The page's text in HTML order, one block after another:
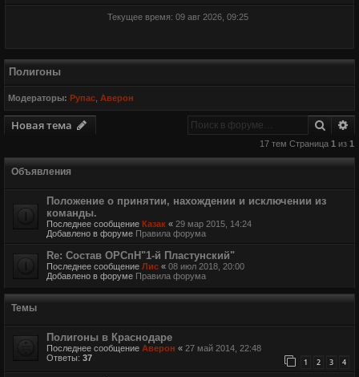
Текущее время: 09 авг 2026, 09:25
Полигоны
Модераторы: Рупас ,Аверон
Новая тема Поиск
17 тем Страница 1 из 1
Объявления
Положение о принятии, нахождении и исключении из
команды.
Последнее сообщение Казак « 29 мар 2015, 14:24
Добавлено в форуме Правила форума
Re: Состав ОРСпН"1-й Пластунский"
Последнее сообщение Лис « 08 июл 2018, 20:00
Добавлено в форуме Правила форума
Темы
Полигоны в Краснодаре
Последнее сообщение Аверон « 27 май 2014, 22:48
Ответы: 37 1 2 3 4